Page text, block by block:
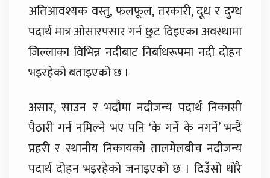
अतिआवश्यक वस्तु, फलफूल, तरकारी, दूध र दुग्ध
पदार्थ मात्र ओसारपसार गर्न छुट दिइएका अवस्थामा
जिल्लाका विभिन्न नदीबाट निर्बाधरूपमा नदी दोहन
भइरहेको बताइएको छ ।
असार, साउन र भदौमा नदीजन्य पदार्थ निकासी
पैठारी गर्न नमिल्ने भए पनि ‘के गर्ने के नगर्ने’ भन्दै
प्रहरी र स्थानीय निकायको तालमेलबीच नदीजन्य
पदार्थ दोहन भइरहेको जनाइएको छ । दिउँसो थोरै